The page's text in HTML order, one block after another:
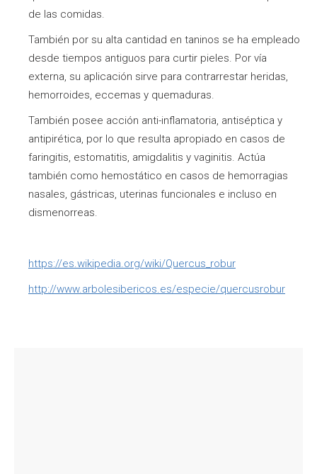
de las comidas.
También por su alta cantidad en taninos se ha empleado
desde tiempos antiguos para curtir pieles. Por vía
externa, su aplicación sirve para contrarrestar heridas,
hemorroides, eccemas y quemaduras.
También posee acción anti-inflamatoria, antiséptica y
antipirética, por lo que resulta apropiado en casos de
faringitis, estomatitis, amigdalitis y vaginitis. Actúa
también como hemostático en casos de hemorragias
nasales, gástricas, uterinas funcionales e incluso en
dismenorreas.
https://es.wikipedia.org/wiki/Quercus_robur
http://www.arbolesibericos.es/especie/quercusrobur